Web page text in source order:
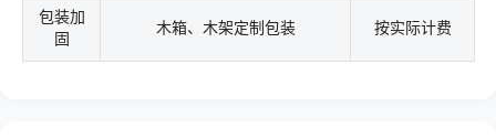
包装加
固
木箱、木架定制包装 按实际计费